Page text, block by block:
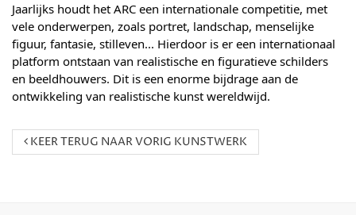
Jaarlijks houdt het ARC een internationale competitie, met
vele onderwerpen, zoals portret, landschap, menselijke
figuur, fantasie, stilleven... Hierdoor is er een internationaal
platform ontstaan van realistische en figuratieve schilders
en beeldhouwers. Dit is een enorme bijdrage aan de
ontwikkeling van realistische kunst wereldwijd.
KEER TERUG NAAR VORIG KUNSTWERK